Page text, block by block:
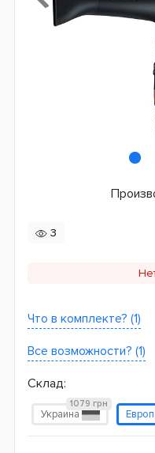
3
Что в комплекте? (1)
Все возможности? (1)
Склад:
Украина
1079 грн